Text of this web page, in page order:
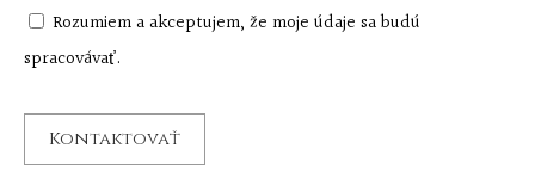
Rozumiem a akceptujem, že moje údaje sa budú
spracovávať.